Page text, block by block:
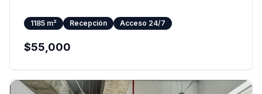
1185 m² Recepción Acceso 24/7
$55,000